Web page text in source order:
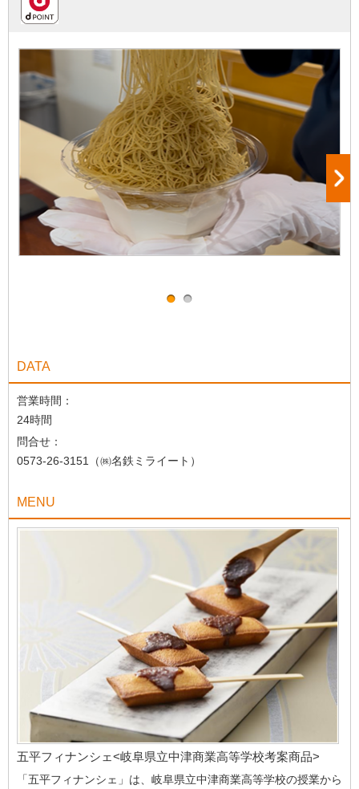
DATA
営業時間：
24時間
問合せ：
0573-26-3151（㈱名鉄ミライート）
MENU
五平フィナンシェ<岐阜県立中津商業高等学校考案商品>
「五平フィナンシェ」は、岐阜県立中津商業高等学校の授業から